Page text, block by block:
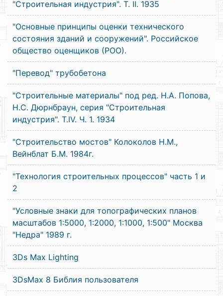
"Строительная индустрия". Т. II. 1935
"Основные принципы оценки технического
состояния зданий и сооружений". Российское
общество оценщиков (РОО).
"Перевод" трубобетона
"Строительные материалы" под ред. Н.А. Попова,
Н.С. Дюрнбраун, серия "Строительная
индустрия". Т.IV. Ч. 1. 1934
"Строительство мостов" Колоколов Н.М.,
Вейнблат Б.М. 1984г.
"Технология строительных процессов" часть 1 и
2
"Условные знаки для топографических планов
масштабов 1:5000, 1:2000, 1:1000, 1:500" Москва
"Недра" 1989 г.
3Ds Max Lighting
3DsMax 8 Библия пользователя